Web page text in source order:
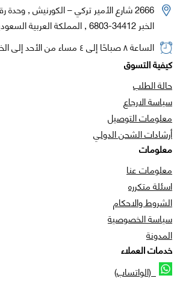
2666 شارع الأمير تركي – الكورنيش , وحدة رقم 102
الخبر 34412-6803 , المملكة العربية السعودية
الساعة ٨ صباحًا إلى ٤ مساء من الأحد إلى الخميس
كيفية التسوق
حالة الطلب
سياسة الارجاع
معلومات التوصيل
أرشادات الشحن الدولي
معلومات
معلومات عنا
اسئلة متكرره
الشروط والاحكام
سياسة الخصوصية
المدونة
خدمات العملاء
(الواتساب)